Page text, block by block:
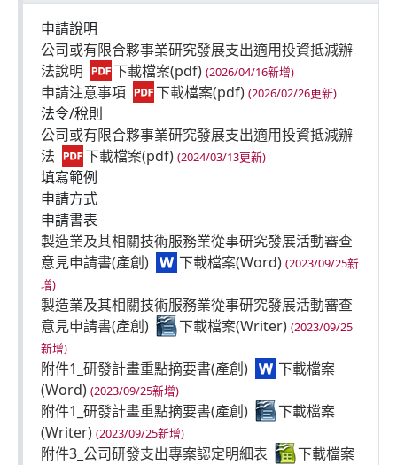
申請說明
公司或有限合夥事業研究發展支出適用投資抵減辦
法說明
(2026/04/16新增)
申請注意事項 (2026/02/26更新)
法令/稅則
公司或有限合夥事業研究發展支出適用投資抵減辦
法
(2024/03/13更新)
填寫範例
申請方式
申請書表
製造業及其相關技術服務業從事研究發展活動審查
意見申請書(產創)
(2023/09/25新
增)
製造業及其相關技術服務業從事研究發展活動審查
意見申請書(產創)
(2023/09/25
新增)
附件1_研發計畫重點摘要書(產創)
(2023/09/25新增)
附件1_研發計畫重點摘要書(產創)
(2023/09/25新增)
附件3_公司研發支出專案認定明細表